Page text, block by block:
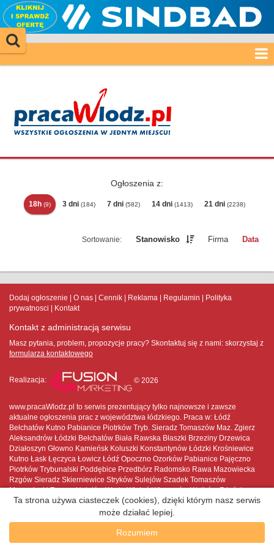
Ogłoszenia z:
18h (9) 3 dni (184) 7 dni (582) 14 dni (1413) 21 dni (2238)
Stanowisko Firma Data
Dodaj ogłoszenie O nas Cennik Reklama Regulamin
Polityka
prywatnosci
Kontakt
Kontakt z administracją serwisu
Masz pytania, problem, propozycje pracy? Skontaktuj się z nami: skorzystaj z
formularza kontaktowego
Realizacja: © 2026
www.pracaWlodz.pl to serwis prezentujący tylko najnowsze i zawsze
aktualne ogłoszenia prac z województwa łódzkiego. Praca w: Łódź
Bełchatów Kutno Pabianice Piotrków Tryb. Sieradz Tomaszów Maz. Zgierz
Aleksandrów Łódzki Bełchatów Biała Rawska Błaszki Brzeziny Drzewica
Działoszyn Głowno Kamieńsk Koluszki Konstantynów Łódzki Krośniewice
Kutno Łask Łęczyca Łowicz Łódź Opoczno Ozorków Pabianice Pajęczno
Piotrków Trybunalski Poddębice Przedbórz Radomsko Rawa Mazowiecka
Rzgów Sieradz Skierniewice Stryków Sulejów Szadek Tomaszów
Mazowiecki Tuszyn Uniejów Warta Wieluń Wieruszów Wolbórz Zduńska
Wola Zelów Zgierz Złoczew Żychlin
Ta strona używa ciasteczek (cookies), dzięki którym nasz serwis
może działać lepiej.
Rozumiem